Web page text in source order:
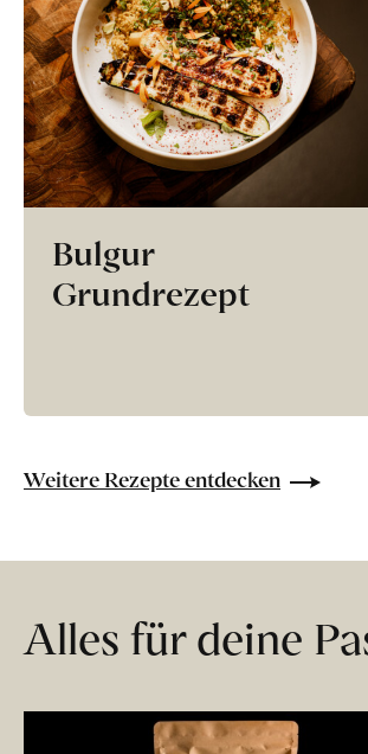
Bulgur
Grundrezept
Weitere Rezepte entdecken
Alles für deine